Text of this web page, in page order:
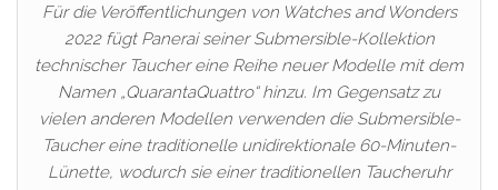
Für die Veröffentlichungen von Watches and Wonders
2022 fügt Panerai seiner Submersible-Kollektion
technischer Taucher eine Reihe neuer Modelle mit dem
Namen „QuarantaQuattro“ hinzu. Im Gegensatz zu
vielen anderen Modellen verwenden die Submersible-
Taucher eine traditionelle unidirektionale 60-Minuten-
Lünette, wodurch sie einer traditionellen Taucheruhr